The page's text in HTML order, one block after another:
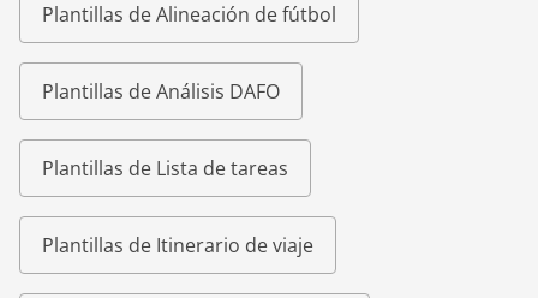
Plantillas de Alineación de fútbol
Plantillas de Análisis DAFO
Plantillas de Lista de tareas
Plantillas de Itinerario de viaje